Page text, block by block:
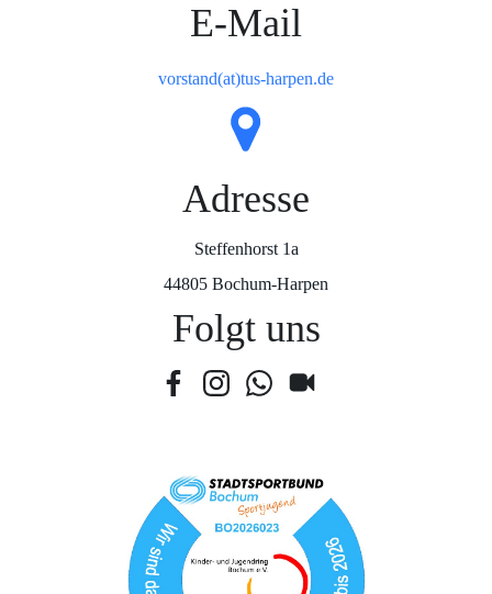
E-Mail
vorstand(at)tus-harpen.de
Adresse
Steffenhorst 1a
44805 Bochum-Harpen
Folgt uns